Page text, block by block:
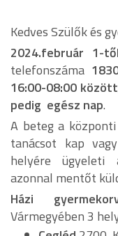
Kedves Szülők és
2024.február 1-től
telefonszáma
16:00-08:00
pedig egész nap.
A beteg a
tanácsot kap
helyére ügyeleti
azonnal mentőt
Házi
Vármegyében 3